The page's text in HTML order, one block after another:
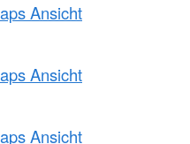
Ansicht
Ansicht
Ansicht